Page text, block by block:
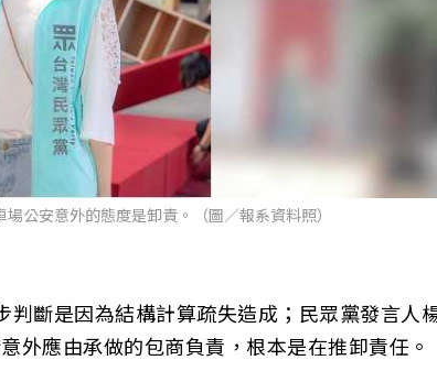
公安意外的態度是卸責。（圖／報系資料照）
斷是因為結構計算疏失造成；民眾黨發言人
外應由承做的包商負責，根本是在推卸責任。